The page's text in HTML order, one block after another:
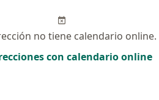
no tiene calendario online.
con calendario online